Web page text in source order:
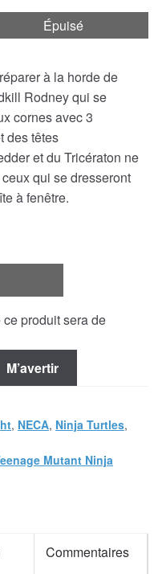
Épuisé
à la horde de
Rodney qui se
cornes avec 3
des têtes
et du Tricératon ne
qui se dresseront
à fenêtre.
produit sera de
M’avertir
, NECA, Ninja Turtles,
Mutant Ninja
Commentaires